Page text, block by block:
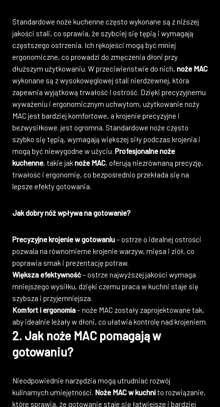
Standardowe noże kuchenne często wykonane są z niższej
jakości stali, co sprawia, że szybciej się tępią i wymagają
częstszego ostrzenia. Ich rękojeści mogą być mniej
ergonomiczne, co prowadzi do zmęczenia dłoni przy
dłuższym użytkowaniu. W przeciwieństwie do nich, noże MAC
wykonane są z wysokowęglowej stali nierdzewnej, która
zapewnia wyjątkową trwałość i ostrość. Dzięki precyzyjnemu
wyważeniu i ergonomicznym uchwytom, użytkowanie noży
MAC jest bardziej komfortowe, a krojenie precyzyjne i
bezwysiłkowe. jest ogromna. Standardowe noże często
szybko się tępią, wymagają większej siły podczas krojenia i
mogą być niewygodne w użyciu. Profesjonalne noże
kuchenne, takie jaknoże MAC, oferują niezrównaną precyzję,
trwałość i ergonomię, co bezpośrednio przekłada się na
lepsze efekty gotowania.
Jak dobry nóż wpływa na gotowanie?
Precyzyjne krojenie w gotowaniu– ostrze o idealnej ostrości
pozwala na równomierne krojenie warzyw, mięsa i ziół, co
poprawia smak i prezentację potraw.
Większa efektywność– ostrze najwyższej jakości wymaga
mniejszego wysiłku, dzięki czemu praca w kuchni staje się
szybsza i przyjemniejsza.
Komfort i ergonomia– noże MAC zostały zaprojektowane tak,
aby idealnie leżały w dłoni, co ułatwia kontrolę nad krojeniem.
2. Jak noże MAC pomagają w
gotowaniu?
Nieodpowiednie narzędzia mogą utrudniać rozwój
kulinarnych umiejętności. Noże MAC w kuchnito rozwiązanie,
które sprawia, że gotowanie staje się łatwiejsze i bardziej